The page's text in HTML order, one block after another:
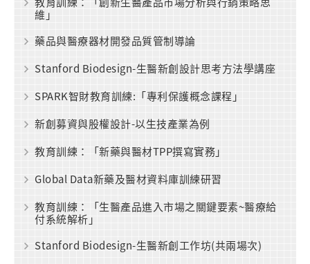
維」
藥品與醫療器材開發品質管制導論
Stanford Biodesign-生醫新創設計思考方法學講座
SPARK智財教育訓練:「專利保護概念課程」
新創募資與股權設計-以生技產業為例
教育訓練：「新藥與醫材TPP撰寫實務」
Global Data新藥及醫材資料庫訓練研習
教育訓練：「生醫產品進入市場之關鍵要素~醫療給
付系統解析」
Stanford Biodesign-生醫新創工作坊(共兩場次)